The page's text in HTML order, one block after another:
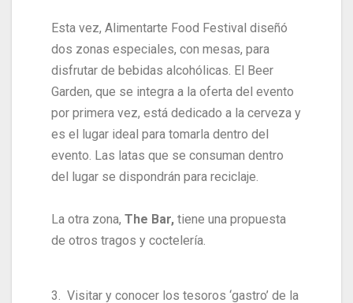
Esta vez, Alimentarte Food Festival diseñó
dos zonas especiales, con mesas, para
disfrutar de bebidas alcohólicas. El Beer
Garden, que se integra a la oferta del evento
por primera vez, está dedicado a la cerveza y
es el lugar ideal para tomarla dentro del
evento. Las latas que se consuman dentro
del lugar se dispondrán para reciclaje.
La otra zona, The Bar, tiene una propuesta
de otros tragos y coctelería.
3. Visitar y conocer los tesoros ‘gastro’ de la